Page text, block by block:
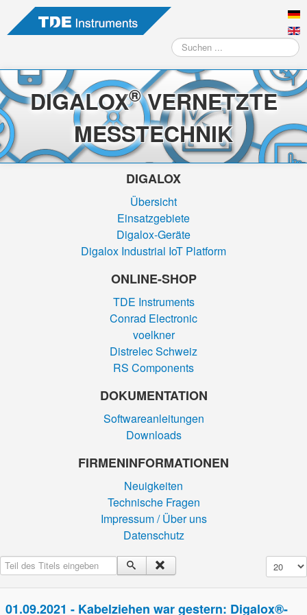
Suchen
...
DIGALOX®VERNETZTE
MESSTECHNIK
DIGALOX
Übersicht
Einsatzgebiete
Digalox-Geräte
Digalox Industrial IoT Platform
ONLINE-SHOP
TDE Instruments
Conrad Electronic
voelkner
Distrelec Schweiz
RS Components
DOKUMENTATION
Softwareanleitungen
Downloads
FIRMEN­INFORMATIONEN
Neuigkeiten
Technische Fragen
Impressum / Über uns
Datenschutz
Teil des Titels eingeben Anzeige #
01.09.2021 - Kabelziehen war gestern: Digalox®-